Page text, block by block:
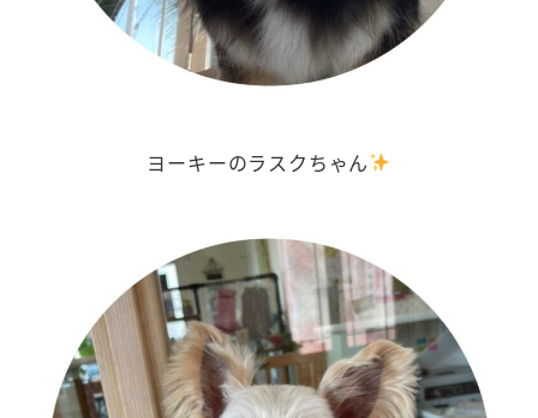
ヨーキーのラスクちゃん